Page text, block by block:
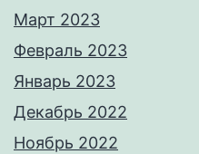
Март 2023
Февраль 2023
Январь 2023
Декабрь 2022
Ноябрь 2022